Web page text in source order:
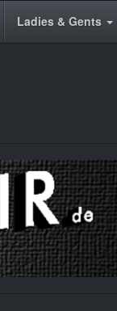
Ladies & Gents